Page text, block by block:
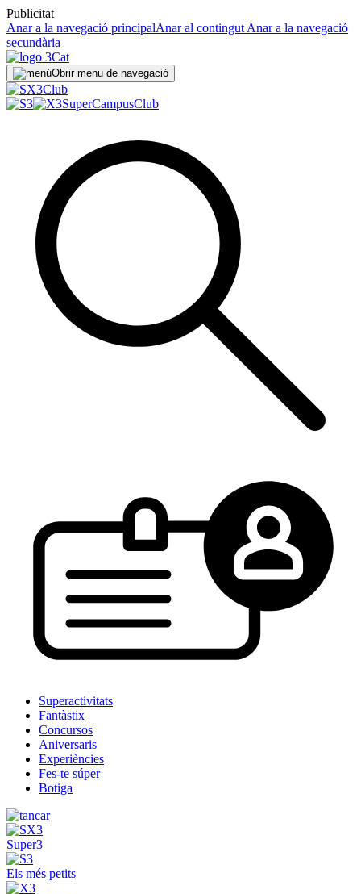
Publicitat
Anar a la navegació principalAnar al contingut Anar a la navegació
secundària
Obrir menu de navegació
Club
SuperCampusClub
Superactivitats
Fantàstix
Concursos
Aniversaris
Experiències
Fes-te súper
Botiga
Super3
Els més petits